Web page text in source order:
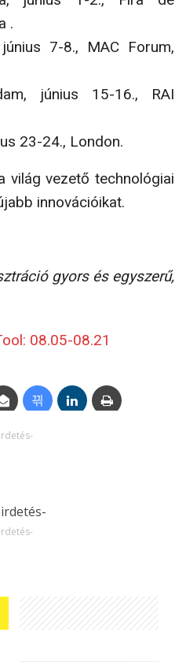
.
7-8., MAC Forum,
június 15-16., RAI
23-24., London.
világ vezető technológiai
innovációikat.
gyors és egyszerű,